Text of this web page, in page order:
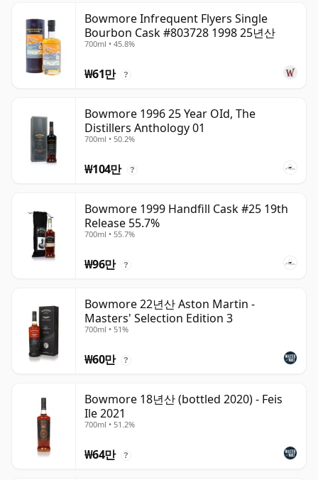
Bowmore Infrequent Flyers Single
Bourbon Cask #803728 1998 25년산
700ml • 45.8%
₩61만 ?
Bowmore 1996 25 Year OId, The
Distillers Anthology 01
700ml • 50.2%
₩104만 ?
Bowmore 1999 Handfill Cask #25 19th
Release 55.7%
700ml • 55.7%
₩96만 ?
Bowmore 22년산 Aston Martin -
Masters' Selection Edition 3
700ml • 51%
₩60만 ?
Bowmore 18년산 (bottled 2020) - Feis
Ile 2021
700ml • 51.2%
₩64만 ?